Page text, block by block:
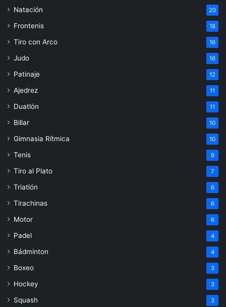
Natación 20
Frontenis 18
Tiro con Arco 16
Judo 16
Patinaje 12
Ajedrez 11
Duatlón 11
Billar 10
Gimnasia Rítmica 10
Tenis 9
Tiro al Plato 7
Triatlón 6
Tirachinas 6
Motor 6
Padel 4
Bádminton 4
Boxeo 3
Hockey 3
Squash 3